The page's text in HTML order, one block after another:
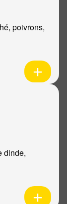
poivrons,
dinde,